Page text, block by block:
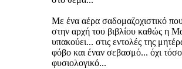
Με ένα αέρα σαδομαζοχιστικό
στην αρχή του βιβλίου καθώς η
υπακούει... στις εντολές της
φόβο και έναν σεβασμό... όχι τόσο
φυσιολογικό...